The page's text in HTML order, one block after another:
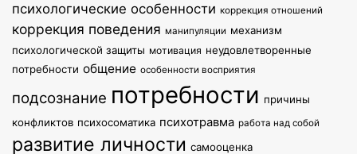
психологические особенности коррекция отношений
коррекция поведения манипуляции механизм
психологической защиты мотивация неудовлетворенные
потребности общение особенности восприятия
подсознание потребности причины
конфликтов психосоматика психотравма работа над собой
развитие личности самооценка